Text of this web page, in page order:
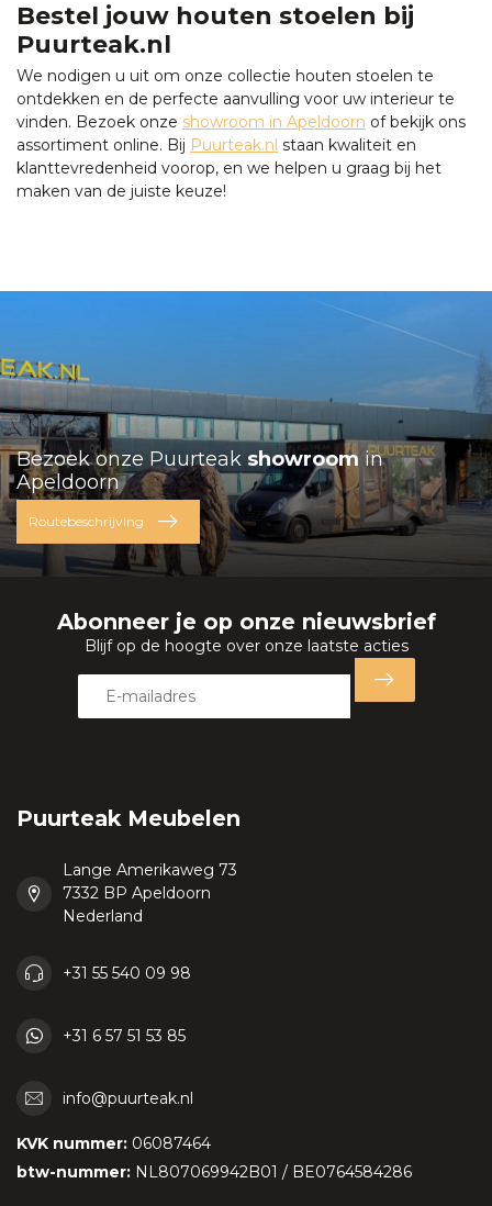
Bestel jouw houten stoelen bij
Puurteak.nl
We nodigen u uit om onze collectie houten stoelen te
ontdekken en de perfecte aanvulling voor uw interieur te
vinden. Bezoek onze showroom in Apeldoorn of bekijk ons
assortiment online. Bij Puurteak.nl staan kwaliteit en
klanttevredenheid voorop, en we helpen u graag bij het
maken van de juiste keuze!
Bezoek onze Puurteak showroom in
Apeldoorn
Routebeschrijving
Abonneer je op onze nieuwsbrief
Blijf op de hoogte over onze laatste acties
Puurteak Meubelen
Lange Amerikaweg 73
7332 BP Apeldoorn
Nederland
+31 55 540 09 98
+31 6 57 51 53 85
info@puurteak.nl
KVK nummer: 06087464
btw-nummer: NL807069942B01 / BE0764584286